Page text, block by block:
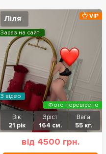
Ліля
Вік
21 рік
Зріст
164 см.
Вага
55 кг.
від 4500 грн.
VIP
Зараз на сайті
З відео
Фото перевірено